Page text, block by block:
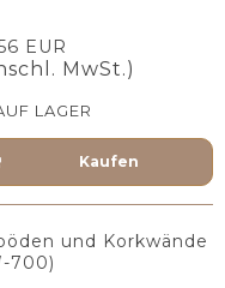
EUR
MwSt.)
LAGER
Kaufen
und Korkwände
700)